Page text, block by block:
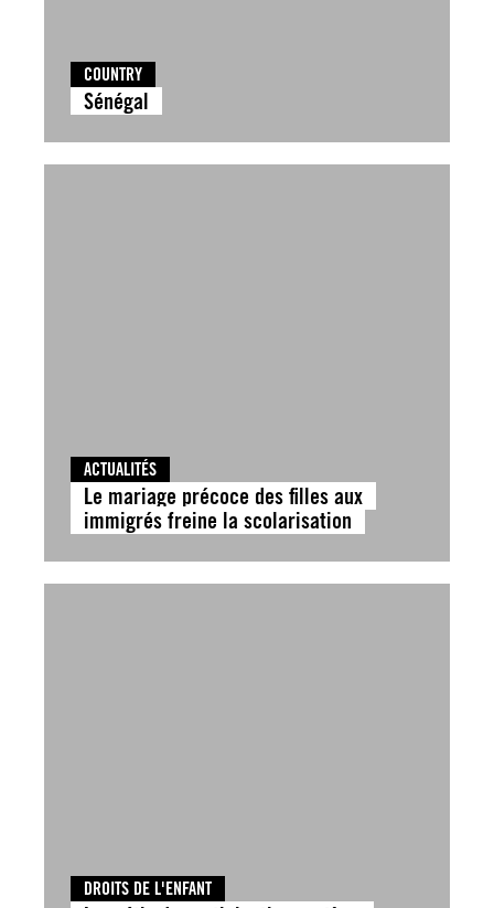
COUNTRY
Sénégal
ACTUALITÉS
Le mariage précoce des filles aux
immigrés freine la scolarisation
DROITS DE L'ENFANT